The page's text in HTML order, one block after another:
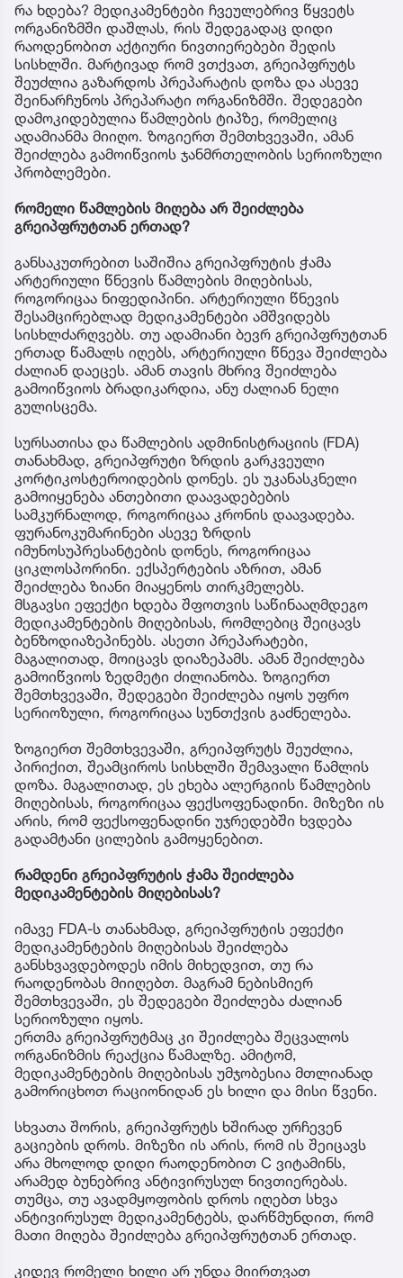
რა ხდება? მედიკამენტები ჩვეულებრივ წყვეტს
ორგანიზმში დაშლას, რის შედეგადაც დიდი
რაოდენობით აქტიური ნივთიერებები შედის
სისხლში. მარტივად რომ ვთქვათ, გრეიპფრუტს
შეუძლია გაზარდოს პრეპარატის დოზა და ასევე
შეინარჩუნოს პრეპარატი ორგანიზმში. შედეგები
დამოკიდებულია წამლების ტიპზე, რომელიც
ადამიანმა მიიღო. ზოგიერთ შემთხვევაში, ამან
შეიძლება გამოიწვიოს ჯანმრთელობის სერიოზული
პრობლემები.
რომელი წამლების მიღება არ შეიძლება
გრეიპფრუტთან ერთად?
განსაკუთრებით საშიშია გრეიპფრუტის ჭამა
არტერიული წნევის წამლების მიღებისას,
როგორიცაა ნიფედიპინი. არტერიული წნევის
შესამცირებლად მედიკამენტები ამშვიდებს
სისხლძარღვებს. თუ ადამიანი ბევრ გრეიპფრუტთან
ერთად წამალს იღებს, არტერიული წნევა შეიძლება
ძალიან დაეცეს. ამან თავის მხრივ შეიძლება
გამოიწვიოს ბრადიკარდია, ანუ ძალიან ნელი
გულისცემა.
სურსათისა და წამლების ადმინისტრაციის (FDA)
თანახმად, გრეიპფრუტი ზრდის გარკვეული
კორტიკოსტეროიდების დონეს. ეს უკანასკნელი
გამოიყენება ანთებითი დაავადებების
სამკურნალოდ, როგორიცაა კრონის დაავადება.
ფურანოკუმარინები ასევე ზრდის
იმუნოსუპრესანტების დონეს, როგორიცაა
ციკლოსპორინი. ექსპერტების აზრით, ამან
შეიძლება ზიანი მიაყენოს თირკმელებს.
მსგავსი ეფექტი ხდება შფოთვის საწინააღმდეგო
მედიკამენტების მიღებისას, რომლებიც შეიცავს
ბენზოდიაზეპინებს. ასეთი პრეპარატები,
მაგალითად, მოიცავს დიაზეპამს. ამან შეიძლება
გამოიწვიოს ზედმეტი ძილიანობა. ზოგიერთ
შემთხვევაში, შედეგები შეიძლება იყოს უფრო
სერიოზული, როგორიცაა სუნთქვის გაძნელება.
ზოგიერთ შემთხვევაში, გრეიპფრუტს შეუძლია,
პირიქით, შეამციროს სისხლში შემავალი წამლის
დოზა. მაგალითად, ეს ეხება ალერგიის წამლების
მიღებისას, როგორიცაა ფექსოფენადინი. მიზეზი ის
არის, რომ ფექსოფენადინი უჯრედებში ხვდება
გადამტანი ცილების გამოყენებით.
რამდენი გრეიპფრუტის ჭამა შეიძლება
მედიკამენტების მიღებისას?
იმავე FDA-ს თანახმად, გრეიპფრუტის ეფექტი
მედიკამენტების მიღებისას შეიძლება
განსხვავდებოდეს იმის მიხედვით, თუ რა
რაოდენობას მიიღებთ. მაგრამ ნებისმიერ
შემთხვევაში, ეს შედეგები შეიძლება ძალიან
სერიოზული იყოს.
ერთმა გრეიპფრუტმაც კი შეიძლება შეცვალოს
ორგანიზმის რეაქცია წამალზე. ამიტომ,
მედიკამენტების მიღებისას უმჯობესია მთლიანად
გამორიცხოთ რაციონიდან ეს ხილი და მისი წვენი.
სხვათა შორის, გრეიპფრუტს ხშირად ურჩევენ
გაციების დროს. მიზეზი ის არის, რომ ის შეიცავს
არა მხოლოდ დიდი რაოდენობით C ვიტამინს,
არამედ ბუნებრივ ანტივირუსულ ნივთიერებას.
თუმცა, თუ ავადმყოფობის დროს იღებთ სხვა
ანტივირუსულ მედიკამენტებს, დარწმუნდით, რომ
მათი მიღება შეიძლება გრეიპფრუტთან ერთად.
კიდევ რომელი ხილი არ უნდა მიირთვათ